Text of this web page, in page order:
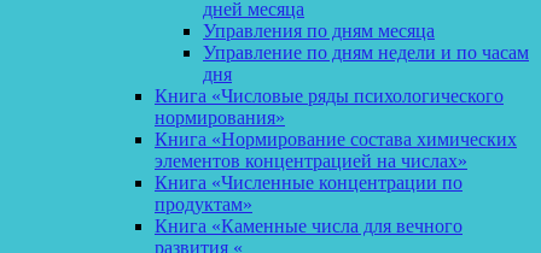
дней месяца
Управления по дням месяца
Управление по дням недели и по часам
дня
Книга «Числовые ряды психологического
нормирования»
Книга «Нормирование состава химических
элементов концентрацией на числах»
Книга «Численные концентрации по
продуктам»
Книга «Каменные числа для вечного
развития «